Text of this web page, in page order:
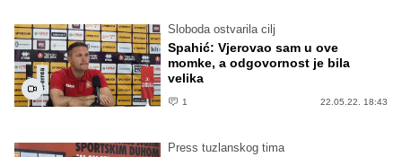
Sloboda ostvarila cilj
Spahić: Vjerovao sam u ove
momke, a odgovornost je bila
velika
1 22.05.22. 18:43
Press tuzlanskog tima